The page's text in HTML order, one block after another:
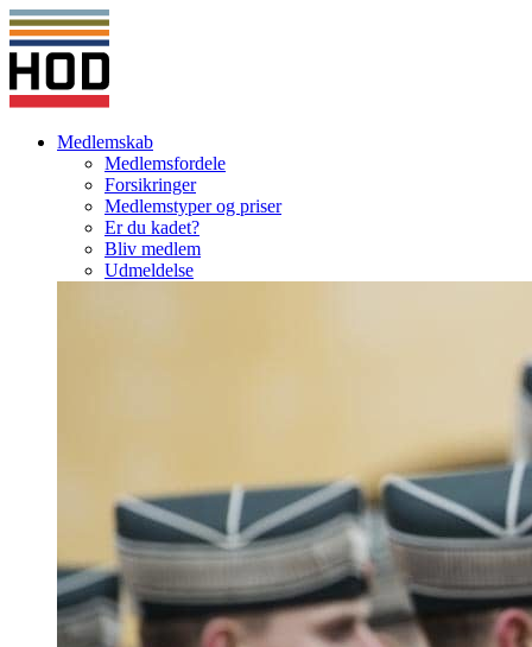
Medlemskab
Medlemsfordele
Forsikringer
Medlemstyper og priser
Er du kadet?
Bliv medlem
Udmeldelse